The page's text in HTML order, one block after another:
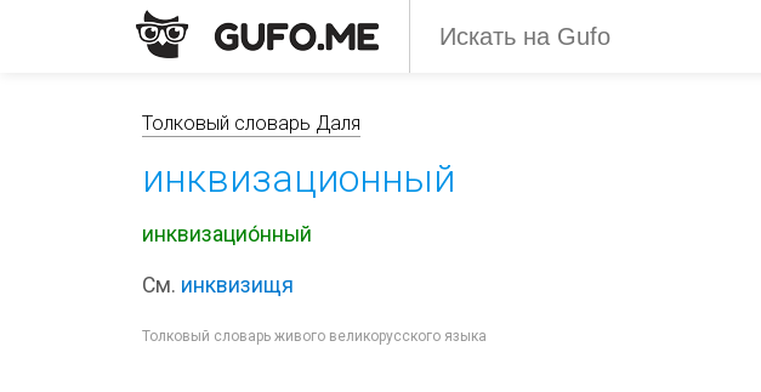
Толковый словарь Даля
инквизационный
инквизацио́нный
См. инквизищя
Толковый словарь живого великорусского языка